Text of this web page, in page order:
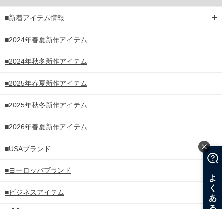
■新着アイテム情報
■2024年春夏新作アイテム
■2024年秋冬新作アイテム
■2025年春夏新作アイテム
■2025年秋冬新作アイテム
■2026年春夏新作アイテム
■USAブランド
■ヨーロッパブランド
■ビジネスアイテム